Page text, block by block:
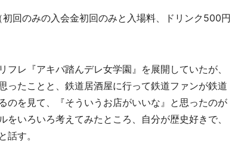
回のみの入会金初回のみと入場料、ドリンク500円
レ『アキバ踏んデレ女学園』を展開していたが、
ったことと、鉄道居酒屋に行って鉄道ファンが鉄道
のを見て、『そういうお店がいいな』と思ったのが
いろいろ考えてみたところ、自分が歴史好きで、
す。